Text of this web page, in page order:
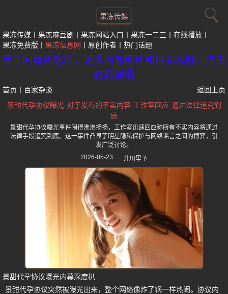
果冻传媒
果冻传媒 果冻麻豆剧 果冻网站入口 果冻一二三
在线播放
果冻免费版
果冻信息网 原创作者 热门话题
黑子网看片吃瓜，更多内部图片和独家视频：点击
查看详情
首页 百家杂谈
返回上页
景甜代孕协议曝光-对于发布的不实内容-工作室回应-通过法律追究到
底
景甜代孕协议曝光事件闹得沸沸扬扬，工作室迅速回应称所有不实内容将通过
法律手段追究到底。这一事件凸显了明星隐私保护与网络谣言之间的博弈，引
发广泛讨论。
2026-05-23
井川里予
景甜代孕协议曝光内幕深度扒
景甜代孕协议突然被曝光出来，整个网络像炸了锅一样热闹。协议内